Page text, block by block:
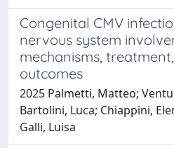
Congenital CMV
nervous system
mechanisms,
outcomes
2025 Palmetti, Matteo;
Bartolini, Luca; Chiappini,
Galli, Luisa